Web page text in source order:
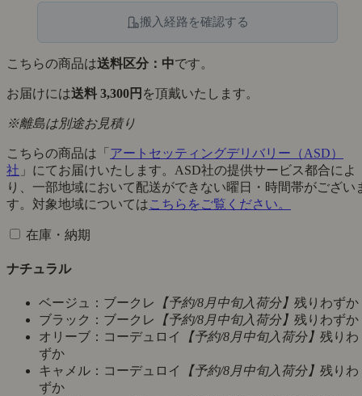
搬入経路を確認する
こちらの商品は送料区分：中です。
お届けには送料 3,300円 を頂戴いたします。
※離島は別途お見積り
こちらの商品は「 アートセッティングデリバリー（ASD）
社 」にてお届けいたします。ASD社の提供サービス都合によ
り、一部地域において配送ができない曜日・時間帯がござい
す。対象地域についてはこちらをご覧ください。
在庫・納期
ナチュラル
ベージュ：ブークレ 【予約/8月中旬入荷分】 残りわずか
ブラック：ブークレ
【予約/8月中旬入荷分】 残りわずか
オリーブ：コーデュロイ
【予約/8月中旬入荷分】 残りわ
ずか
キャメル：コーデュロイ
【予約/8月中旬入荷分】 残りわ
ずか